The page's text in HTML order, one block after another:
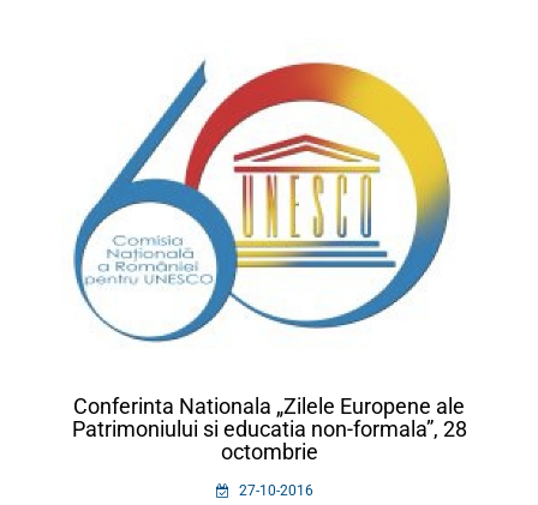
Conferinta Nationala „Zilele Europene ale
Patrimoniului si educatia non-formala”, 28
octombrie
27-10-2016